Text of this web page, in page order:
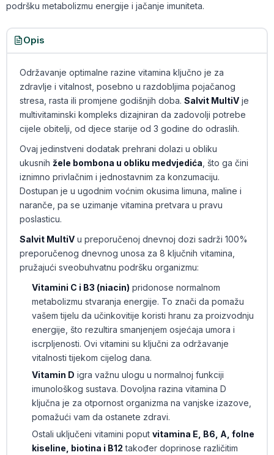
podršku metabolizmu energije i jačanje imuniteta.
Opis
Održavanje optimalne razine vitamina ključno je za
zdravlje i vitalnost, posebno u razdobljima pojačanog
stresa, rasta ili promjene godišnjih doba. Salvit MultiVje
multivitaminski kompleks dizajniran da zadovolji potrebe
cijele obitelji, od djece starije od 3 godine do odraslih.
Ovaj jedinstveni dodatak prehrani dolazi u obliku
ukusnih žele bombona u obliku medvjedića , što ga čini
iznimno privlačnim i jednostavnim za konzumaciju.
Dostupan je u ugodnim voćnim okusima limuna, maline i
naranče, pa se uzimanje vitamina pretvara u pravu
poslasticu.
Salvit MultiVu preporučenoj dnevnoj dozi sadrži 100%
preporučenog dnevnog unosa za 8 ključnih vitamina,
pružajući sveobuhvatnu podršku organizmu:
Vitamini C i B3 (niacin) pridonose normalnom
metabolizmu stvaranja energije. To znači da pomažu
vašem tijelu da učinkovitije koristi hranu za proizvodnju
energije, što rezultira smanjenjem osjećaja umora i
iscrpljenosti. Ovi vitamini su ključni za održavanje
vitalnosti tijekom cijelog dana.
Vitamin D igra važnu ulogu u normalnoj funkciji
imunološkog sustava. Dovoljna razina vitamina D
ključna je za otpornost organizma na vanjske izazove,
pomažući vam da ostanete zdravi.
Ostali uključeni vitamini poput vitamina E, B6, A, folne
kiseline, biotina i B12 također doprinose različitim